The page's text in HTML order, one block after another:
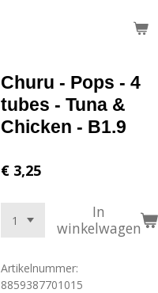
Churu - Pops - 4
tubes - Tuna &
Chicken - B1.9
€ 3,25
In
winkelwagen
Artikelnummer:
8859387701015